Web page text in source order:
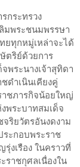
กระทรวง
มพระชนมพรรษา
ยทุกหมู่เหล่าจะได้
ตริย์ด้วยการ
พระนางเจ้าสุทิดา
ดำเนินเคียงคู่
าชภารกิจน้อยใหญ่
พระบาทสมเด็จ
จริยวัตรอันงดงาม
ะกอบพระราช
งเรือง ในคราวที่
ราชกุศลเนื่องใน